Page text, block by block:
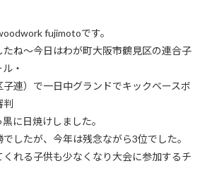
fujimotoです。
ね～今日はわが町大阪市鶴見区の連合子
・
連）で一日中グランドでキックベースボ
判
に日焼けしました。
したが、今年は残念ながら3位でした。
れる子供も少なくなり大会に参加するチ